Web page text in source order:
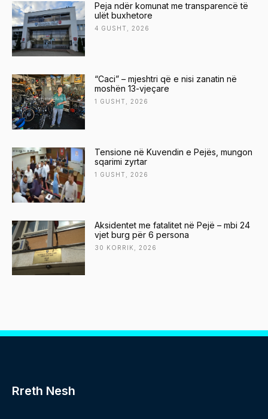
Peja ndër komunat me transparencë të
ulët buxhetore
4 GUSHT, 2026
“Caci” – mjeshtri që e nisi zanatin në
moshën 13-vjeçare
1 GUSHT, 2026
Tensione në Kuvendin e Pejës, mungon
sqarimi zyrtar
1 GUSHT, 2026
Aksidentet me fatalitet në Pejë – mbi 24
vjet burg për 6 persona
30 KORRIK, 2026
Rreth Nesh